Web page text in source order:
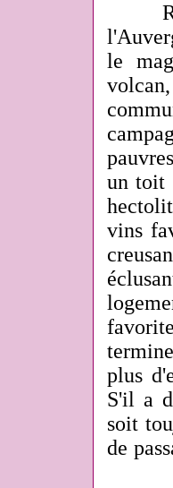
le
un toit
vins
plus
S'il a
soit
de